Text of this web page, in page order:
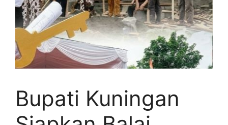
Bupati Kuningan